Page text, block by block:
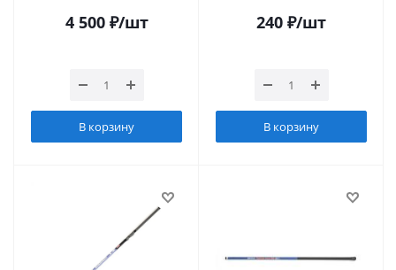
4 500₽/шт
В корзину
240 ₽/шт
В корзину